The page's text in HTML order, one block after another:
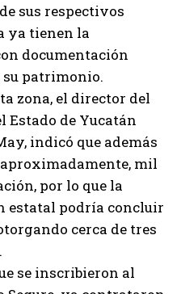
sus respectivos
ya tienen la
documentación
patrimonio.
zona, el director del
de Yucatán
indicó que además
mil
por lo que la
estatal podría concluir
cerca de tres
se inscribieron al